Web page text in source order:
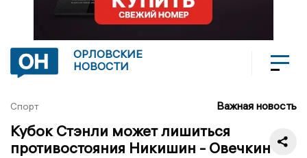
ОРЛОВСКИЕ
НОВОСТИ
Спорт Важная новость
Кубок Стэнли может лишиться
противостояния Никишин - Овечкин